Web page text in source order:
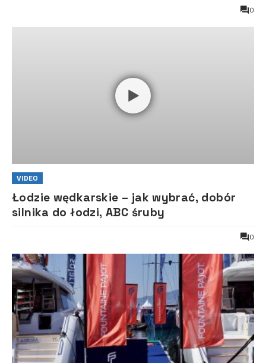
0
VIDEO
Łodzie wędkarskie – jak wybrać, dobór
silnika do łodzi, ABC śruby
0